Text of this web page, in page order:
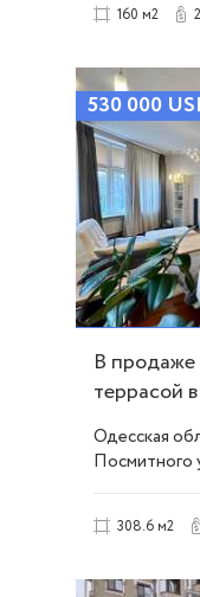
160 м2
530 000
В продаже
террасой
дом ID
Одесская
Посмитного
308.6 м2